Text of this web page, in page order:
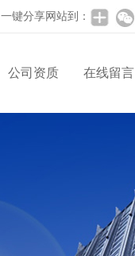
一键分享网站到：
公司资质 在线留言